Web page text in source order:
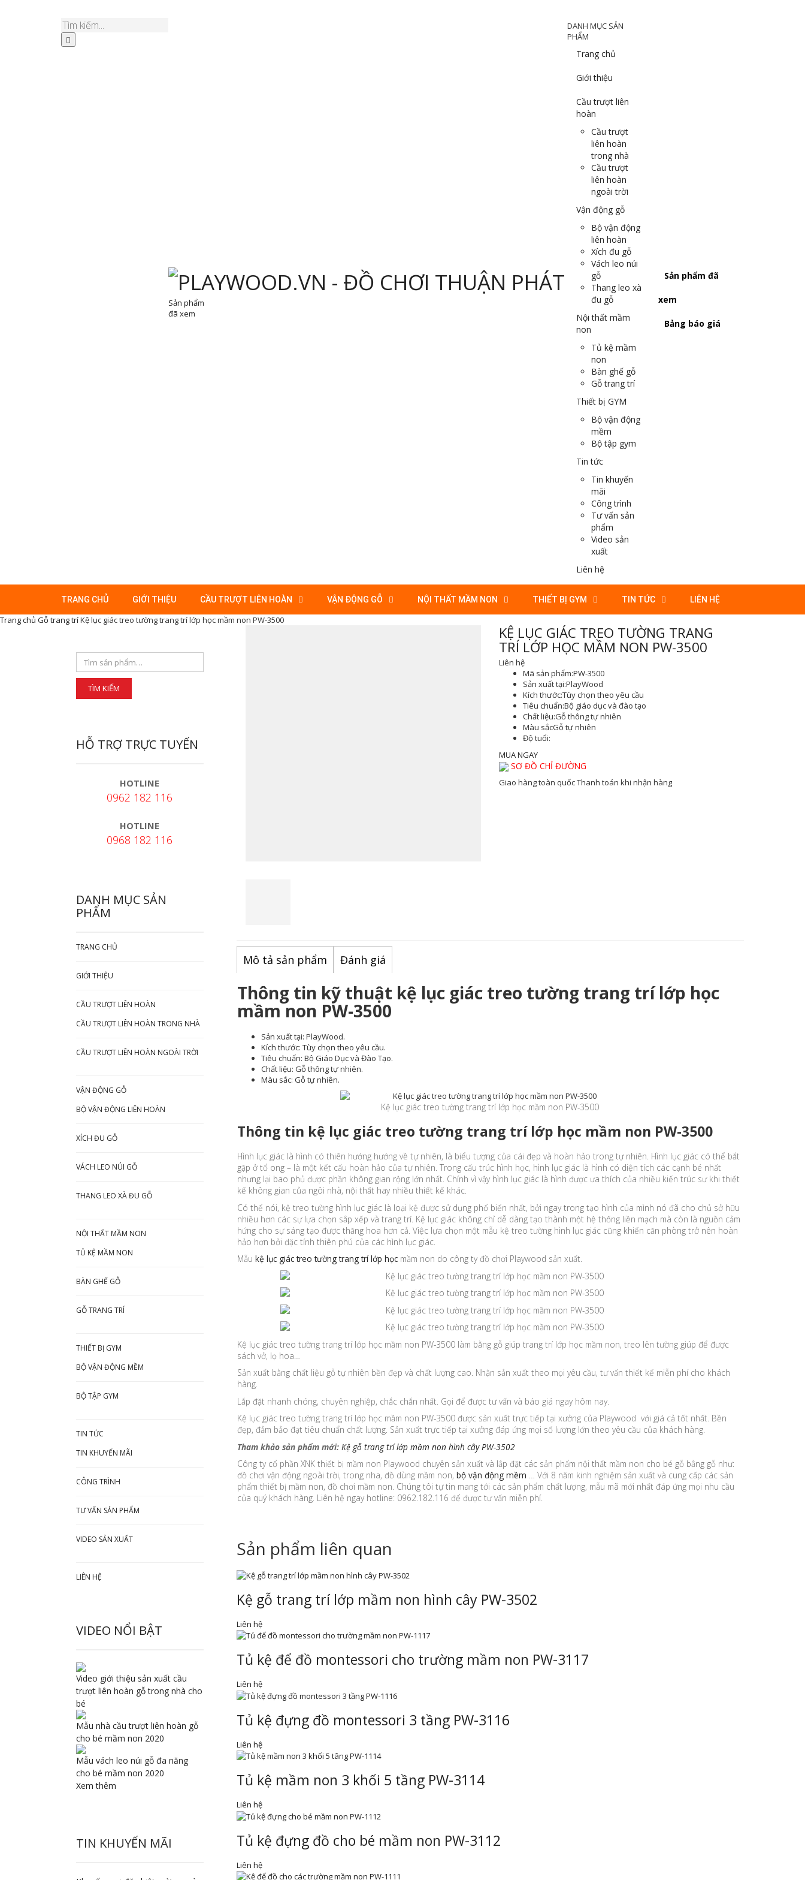
Sản phẩm
đã xem
DANH MỤC SẢN
PHẨM
Trang chủ
Giới thiệu
Cầu trượt liên
hoàn
Cầu trượt
liên hoàn
trong nhà
Cầu trượt
liên hoàn
ngoài trời
Vận động gỗ
Bộ vận động
liên hoàn
Xích đu gỗ
Vách leo núi
gỗ
Thang leo xà
đu gỗ
Nội thất mầm
non
Tủ kệ mầm
non
Bàn ghế gỗ
Gỗ trang trí
Thiết bị GYM
Bộ vận động
mềm
Bộ tập gym
Tin tức
Tin khuyến
mãi
Công trình
Tư vấn sản
phẩm
Video sản
xuất
Liên hệ
Sản phẩm đã
xem
Bảng báo giá
TRANG CHỦ GIỚI THIỆU CẦU TRƯỢT LIÊN HOÀN VẬN ĐỘNG GỖ NỘI THẤT MẦM NON THIẾT BỊ GYM TIN TỨC LIÊN HỆ
Trang chủ Gỗ trang tríKệ lục giác treo tường trang trí lớp học mầm non PW-3500
KỆ LỤC GIÁC TREO TƯỜNG TRANG
TRÍ LỚP HỌC MẦM NON PW-3500
Liên hệ
Mã sản phẩm:PW-3500
Sản xuất tại:PlayWood
Kích thước:Tùy chọn theo yêu cầu
Tiêu chuẩn:Bộ giáo dục và đào tạo
Chất liệu:Gỗ thông tự nhiên
Màu sắcGỗ tự nhiên
Độ tuổi:
MUA NGAY
SƠ ĐỒ CHỈ ĐƯỜNG
Giao hàng toàn quốcThanh toán khi nhận hàng
Mô tả sản phẩm Đánh giá
Thông tin kỹ thuật kệ lục giác treo tường trang trí lớp học
mầm non PW-3500
Sản xuất tại: PlayWood.
Kích thước: Tùy chọn theo yêu cầu.
Tiêu chuẩn: Bộ Giáo Dục và Đào Tạo.
Chất liệu: Gỗ thông tự nhiên.
Màu sắc: Gỗ tự nhiên.
Kệ lục giác treo tường trang trí lớp học mầm non PW-3500
Thông tin kệ lục giác treo tường trang trí lớp học mầm non PW-3500
Hình lục giác là hình có thiên hướng hướng về tự nhiên, là biểu tượng của cái đẹp và hoàn hảo trong tự nhiên. Hình lục giác có thể bắt
gặp ở tổ ong – là một kết cấu hoàn hảo của tự nhiên. Trong cấu trúc hình học, hình lục giác là hình có diện tích các cạnh bé nhất
nhưng lại bao phủ được phần không gian rộng lớn nhất. Chính vì vậy hình lục giác là hình được ưa thích của nhiều kiến trúc sư khi thiết
kế không gian của ngôi nhà, nội thất hay nhiều thiết kế khác.
Có thể nói, kệ treo tường hình lục giác là loại kệ được sử dụng phổ biến nhất, bởi ngay trong tạo hình của mình nó đã cho chủ sở hữu
nhiều hơn các sự lựa chọn sắp xếp và trang trí. Kệ lục giác không chỉ dễ dàng tạo thành một hệ thống liền mạch mà còn là nguồn cảm
hứng cho sự sáng tạo được thăng hoa hơn cả. Việc lựa chọn một mẫu kệ treo tường hình lục giác cũng khiến căn phòng trở nên hoàn
hảo hơn bởi đặc tính thiên phú của các hình lục giác.
Mẫu kệ lục giác treo tường trang trí lớp họcmầm non do công ty đồ chơi Playwood sản xuất.
Kệ lục giác treo tường trang trí lớp học mầm non PW-3500 làm bằng gỗ giúp trang trí lớp học mầm non, treo lên tường giúp để được
sách vở, lọ hoa…
Sản xuất bằng chất liệu gỗ tự nhiên bền đẹp và chất lượng cao. Nhận sản xuất theo mọi yêu cầu, tư vấn thiết kế miễn phí cho khách
hàng.
Lắp đặt nhanh chóng, chuyên nghiệp, chắc chắn nhất. Gọi để được tư vấn và báo giá ngay hôm nay.
Kệ lục giác treo tường trang trí lớp học mầm non PW-3500 được sản xuất trực tiếp tại xưởng của Playwood với giá cả tốt nhất. Bền
đẹp, đảm bảo đạt tiêu chuẩn chất lượng. Sản xuất trực tiếp tại xưởng đáp ứng mọi số lượng lớn theo yêu cầu của khách hàng.
Tham khảo sản phẩm mới: Kệ gỗ trang trí lớp mầm non hình cây PW-3502
Công ty cổ phần XNK thiết bị mầm non Playwood chuyên sản xuất và lắp đặt các sản phẩm nội thất mầm non cho bé gỗ bằng gỗ như:
đồ chơi vận động ngoài trời, trong nha, đồ dùng mầm non, bộ vận động mềm … Với 8 năm kinh nghiệm sản xuất và cung cấp các sản
phẩm thiết bị mầm non, đồ chơi mầm non. Chúng tôi tự tin mang tới các sản phẩm chất lượng, mẫu mã mới nhất đáp ứng mọi nhu cầu
của quý khách hàng. Liên hệ ngay hotline: 0962.182.116 để được tư vấn miễn phí.
Sản phẩm liên quan
Kệ gỗ trang trí lớp mầm non hình cây PW-3502
Liên hệ
Tủ kệ để đồ montessori cho trường mầm non PW-3117
Liên hệ
Tủ kệ đựng đồ montessori 3 tầng PW-3116
Liên hệ
Tủ kệ mầm non 3 khối 5 tầng PW-3114
Liên hệ
Tủ kệ đựng đồ cho bé mầm non PW-3112
Liên hệ
HỖ TRỢ TRỰC TUYẾN
HOTLINE
0962 182 116
HOTLINE
0968 182 116
DANH MỤC SẢN
PHẨM
TRANG CHỦ
GIỚI THIỆU
CẦU TRƯỢT LIÊN HOÀN
CẦU TRƯỢT LIÊN HOÀN TRONG NHÀ
CẦU TRƯỢT LIÊN HOÀN NGOÀI TRỜI
VẬN ĐỘNG GỖ
BỘ VẬN ĐỘNG LIÊN HOÀN
XÍCH ĐU GỖ
VÁCH LEO NÚI GỖ
THANG LEO XÀ ĐU GỖ
NỘI THẤT MẦM NON
TỦ KỆ MẦM NON
BÀN GHẾ GỖ
GỖ TRANG TRÍ
THIẾT BỊ GYM
BỘ VẬN ĐỘNG MỀM
BỘ TẬP GYM
TIN TỨC
TIN KHUYẾN MÃI
CÔNG TRÌNH
TƯ VẤN SẢN PHẨM
VIDEO SẢN XUẤT
LIÊN HỆ
VIDEO NỔI BẬT
Video giới thiệu sản xuất cầu
trượt liên hoàn gỗ trong nhà cho
bé
Mẫu nhà cầu trượt liên hoàn gỗ
cho bé mầm non 2020
Mẫu vách leo núi gỗ đa năng
cho bé mầm non 2020
Xem thêm
TIN KHUYẾN MÃI